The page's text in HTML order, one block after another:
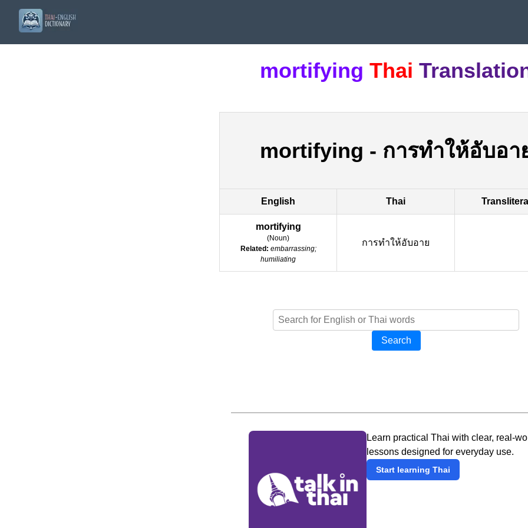
mortifying Thai
mortifying - การทำให้อับอา
English Thai
mortifying
(Noun)
Related: embarrassing;
humiliating
การทำให้อับอาย
Search
Learn practical Thai with clear, real-
lessons designed for everyday use.
Start learning Thai